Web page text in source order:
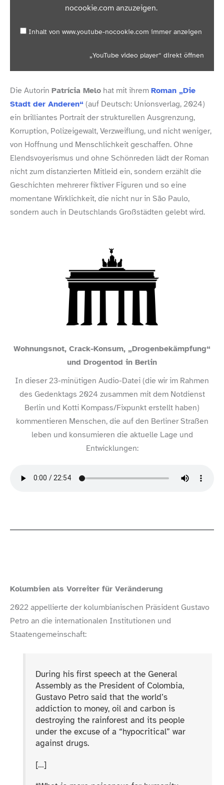
o
l
a
y
r
“
v
o
n
w
w
.
y
o
t
nocookie​.com anzuzeigen.
Inhalt von www​.youtube​-nocookie​.com immer anzeigen
„YouTube video player“ direkt öffnen
Die Autorin Patrícia Melo hat mit ihremRoman „Die
Stadt der Anderen“(auf Deutsch: Unionsverlag, 2024)
ein brilliantes Portrait der strukturellen Ausgrenzung,
Korruption, Polizeigewalt, Verzweiflung, und nicht weniger,
von Hoffnung und Menschlichkeit geschaffen. Ohne
Elendsvoyerismus und ohne Schönreden lädt der Roman
nicht zum distanzierten Mitleid ein, sondern erzählt die
Geschichten mehrerer fiktiver Figuren und so eine
momentane Wirklichkeit, die nicht nur in São Paulo,
sondern auch in Deutschlands Großstädten gelebt wird.
Wohnungsnot, Crack-​Konsum, „Drogenbekämpfung“
und Drogentod in Berlin
In dieser 23-​minütigen Audio-​Datei (die wir im Rahmen
des Gedenktags 2024 zusammen mit dem Notdienst
Berlin und Kotti Kompass/​Fixpunkt erstellt haben)
kommentieren Menschen, die auf den Berliner Straßen
leben und konsumieren die aktuelle Lage und
Entwicklungen:
Kolumbien als Vorreiter für Veränderung
2022 appellierte der kolumbianischen Präsident Gustavo
Petro an die internationalen Institutionen und
Staatengemeinschaft:
During his first speech at the General
Assembly as the President of Colombia,
Gustavo Petro said that the world’s
addiction to money, oil and carbon is
destroying the rainforest and its people
under the excuse of a “hypocritical” war
against drugs.
[…]